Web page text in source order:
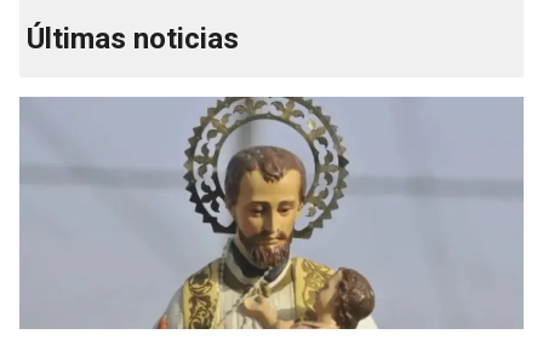
Últimas noticias